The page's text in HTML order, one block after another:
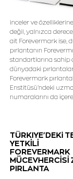
inceler ve
değil, yalnızca
ait Forevermark ise,
pırlantanın
standartlarına sahip
dünyadaki
Forevermark
Enstitüsü'ndeki
numaralarını da
TÜRKIYE'DEKi
YETKİLİ
FOREVERMARK
MÜCEVHERCİSİ
PIRLANTA